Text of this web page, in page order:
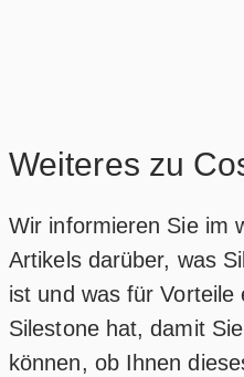
Weiteres zu
Wir informieren Sie im
Artikels darüber, was
ist und was für Vorteile
Silestone hat, damit
können, ob Ihnen